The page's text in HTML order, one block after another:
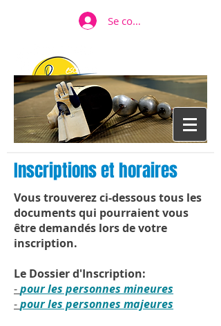
Se connecter
TOULON VAR ESCRIME
Inscriptions et horaires
Vous trouverez ci-dessous tous les
documents qui pourraient vous
être demandés lors de votre
inscription.
Le Dossier d'Inscription:
-pour les personnes mineures
-pour les personnes majeures